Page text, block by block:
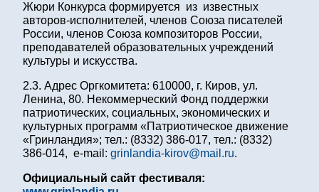
Жюри Конкурса формируется из известных
авторов-исполнителей, членов Союза писателей
России, членов Союза композиторов России,
преподавателей образовательных учреждений
культуры и искусства.
2.3. Адрес Оргкомитета: 610000, г. Киров, ул.
Ленина, 80. Некоммерческий Фонд поддержки
патриотических, социальных, экономических и
культурных программ «Патриотическое движение
«Гринландия»; тел.: (8332) 386-017, тел.: (8332)
386-014, е-mail: grinlandia-kirov@mail.ru.
Официальный сайт фестиваля: